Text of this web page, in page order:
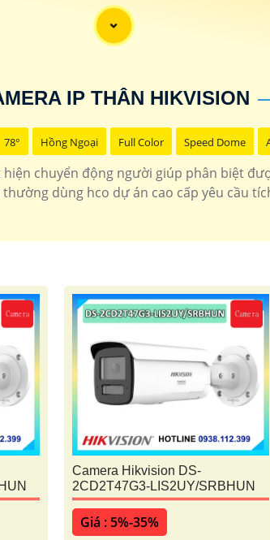
IP THÂN HIKVISION
78° Hồng Ngoại Full Color Speed Dome
hiện chuyển động người giúp phân biệt
dùng hco dự án cao cấp yêu cầu
Camera Hikvision DS-
2CD2T47G3-LIS2UY/SRBHUN
Giá : 5%-35%